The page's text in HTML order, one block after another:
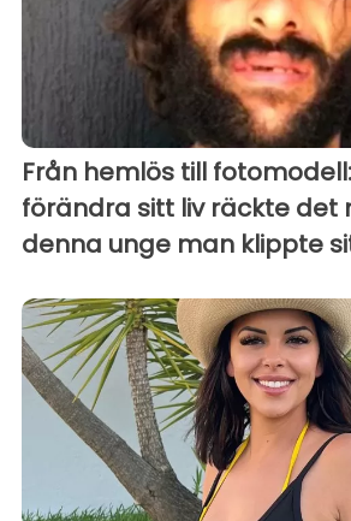
Från hemlös till
förändra sitt liv räckte det
denna unge man klippte